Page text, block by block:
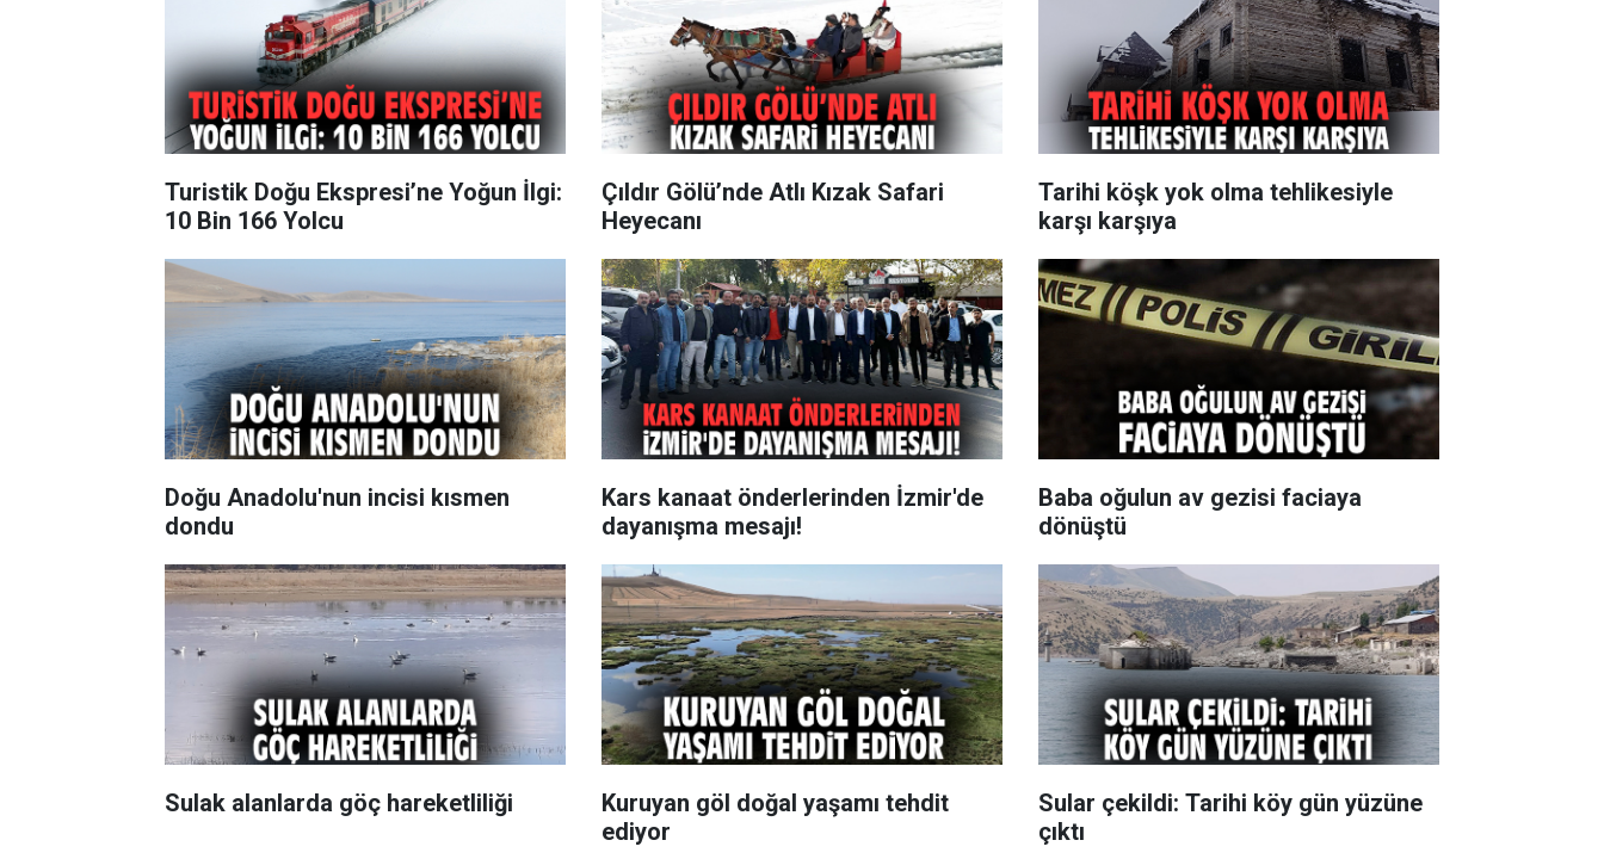
Turistik Doğu Ekspresi’ne Yoğun İlgi:
10 Bin 166 Yolcu
Çıldır Gölü’nde Atlı Kızak Safari
Heyecanı
Tarihi köşk yok olma tehlikesiyle
karşı karşıya
Doğu Anadolu'nun incisi kısmen
dondu
Kars kanaat önderlerinden İzmir'de
dayanışma mesajı!
Baba oğulun av gezisi faciaya
dönüştü
Sulak alanlarda göç hareketliliği
Kuruyan göl doğal yaşamı tehdit
ediyor
Sular çekildi: Tarihi köy gün yüzüne
çıktı